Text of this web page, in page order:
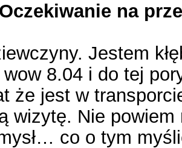
na
Jestem
8.04 i do tej
że jest w
wizytę. Nie
co o tym